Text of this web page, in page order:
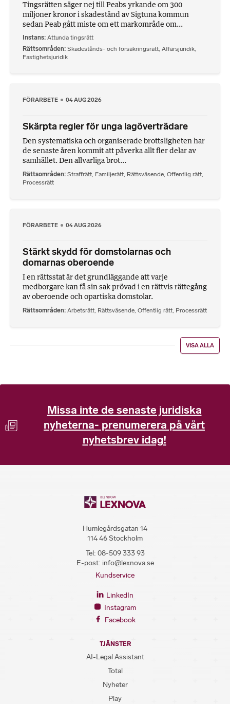
Tingsrätten säger nej till Peabs yrkande om 300
miljoner kronor i skadestånd av Sigtuna kommun
sedan Peab gått miste om ett markområde om...
Instans Attunda tingsrätt
Rättsområden Skadestånds- och försäkringsrätt, Affärsjuridik,
Fastighetsjuridik
FÖRARBETE 04 AUG 2026
Skärpta regler för unga lagöverträdare
Den systematiska och organiserade brottsligheten har
de senaste åren kommit att påverka allt fler delar av
samhället. Den allvarliga brot...
Rättsområden Straffrätt, Familjerätt, Rättsväsende, Offentlig rätt,
Processrätt
FÖRARBETE 04 AUG 2026
Stärkt skydd för domstolarnas och
domarnas oberoende
I en rättsstat är det grundläggande att varje
medborgare kan få sin sak prövad i en rättvis rättegång
av oberoende och opartiska domstolar.
Rättsområden Arbetsrätt Rättsväsende Offentlig rätt Processrätt
VISA ALLA
Missa inte de senaste juridiska
nyheterna- prenumerera på vårt
nyhetsbrev idag!
Humlegårdsgatan 14
114 46 Stockholm
Tel: 08-509 333 93
E-post: info@lexnova.se
Kundservice
LinkedIn
Instagram
Facebook
TJÄNSTER
AI-Legal Assistant
Total
Nyheter
Play